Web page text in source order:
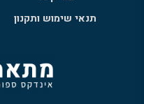
תנאי שימוש ותקנון